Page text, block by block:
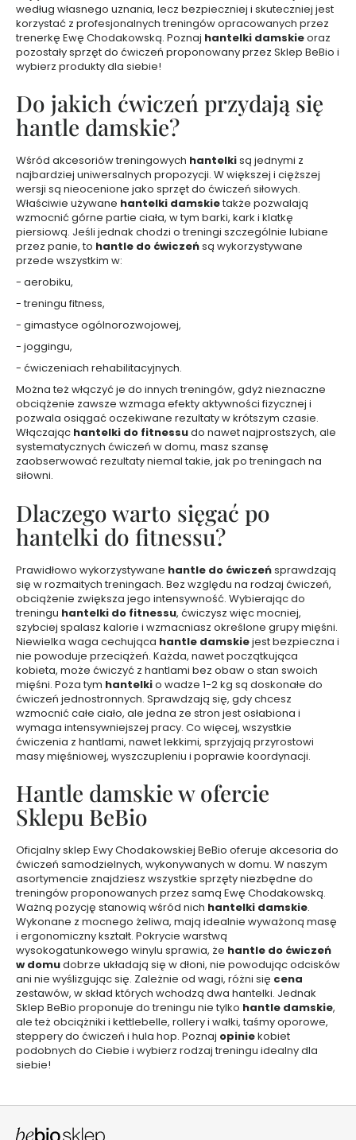
w
a
n
e
o
s
m
e
y
k
i
d
o
m
a
k
i
j
ż
K
o
s
m
e
t
y
k
i
d
o
t
w
a
r
Z
s
t
a
w
y
k
o
s
m
e
t
y
ó
w
d
t
w
a
r
z
y
T
A
N
I
E
J
e
według własnego uznania, lecz bezpieczniej i skuteczniej jest
korzystać z profesjonalnych treningów opracowanych przez
trenerkę Ewę Chodakowską. Poznaj hantelki damskieoraz
pozostały sprzęt do ćwiczeń proponowany przez Sklep BeBio i
wybierz produkty dla siebie!
Do jakich ćwiczeń przydają się
hantle damskie?
Wśród akcesoriów treningowych hantelkisą jednymi z
najbardziej uniwersalnych propozycji. W większej i cięższej
wersji są nieocenione jako sprzęt do ćwiczeń siłowych.
Właściwie używane hantelki damskietakże pozwalają
wzmocnić górne partie ciała, w tym barki, kark i klatkę
piersiową. Jeśli jednak chodzi o treningi szczególnie lubiane
przez panie, to hantle do ćwiczeńsą wykorzystywane
przede wszystkim w:
- aerobiku,
- treningu fitness,
- gimastyce ogólnorozwojowej,
- joggingu,
- ćwiczeniach rehabilitacyjnych.
Można też włączyć je do innych treningów, gdyż nieznaczne
obciążenie zawsze wzmaga efekty aktywności fizycznej i
pozwala osiągać oczekiwane rezultaty w krótszym czasie.
Włączając hantelki do fitnessudo nawet najprostszych, ale
systematycznych ćwiczeń w domu, masz szansę
zaobserwować rezultaty niemal takie, jak po treningach na
siłowni.
Dlaczego warto sięgać po
hantelki do fitnessu?
Prawidłowo wykorzystywane hantle do ćwiczeńsprawdzają
się w rozmaitych treningach. Bez względu na rodzaj ćwiczeń,
obciążenie zwiększa jego intensywność. Wybierając do
treningu hantelki do fitnessu, ćwiczysz więc mocniej,
szybciej spalasz kalorie i wzmacniasz określone grupy mięśni.
Niewielka waga cechująca hantle damskiejest bezpieczna i
nie powoduje przeciążeń. Każda, nawet początkująca
kobieta, może ćwiczyć z hantlami bez obaw o stan swoich
mięśni. Poza tym hantelkio wadze 1-2 kg są doskonałe do
ćwiczeń jednostronnych. Sprawdzają się, gdy chcesz
wzmocnić całe ciało, ale jedna ze stron jest osłabiona i
wymaga intensywniejszej pracy. Co więcej, wszystkie
ćwiczenia z hantlami, nawet lekkimi, sprzyjają przyrostowi
masy mięśniowej, wyszczupleniu i poprawie koordynacji.
Hantle damskie w ofercie
Sklepu BeBio
Oficjalny sklep Ewy Chodakowskiej BeBio oferuje akcesoria do
ćwiczeń samodzielnych, wykonywanych w domu. W naszym
asortymencie znajdziesz wszystkie sprzęty niezbędne do
treningów proponowanych przez samą Ewę Chodakowską.
Ważną pozycję stanowią wśród nich hantelki damskie.
Wykonane z mocnego żeliwa, mają idealnie wyważoną masę
i ergonomiczny kształt. Pokrycie warstwą
wysokogatunkowego winylu sprawia, że hantle do ćwiczeń
w domudobrze układają się w dłoni, nie powodując odcisków
ani nie wyślizgując się. Zależnie od wagi, różni się cena
zestawów, w skład których wchodzą dwa hantelki. Jednak
Sklep BeBio proponuje do treningu nie tylko hantle damskie,
ale też obciążniki i kettlebelle, rollery i wałki,taśmy oporowe,
steppery do ćwiczeń i hula hop. Poznaj opiniekobiet
podobnych do Ciebie i wybierz rodzaj treningu idealny dla
siebie!